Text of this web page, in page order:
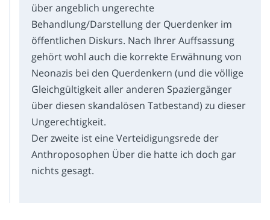
über angeblich ungerechte
Behandlung/Darstellung der Querdenker im
öffentlichen Diskurs. Nach Ihrer Auffsassung
gehört wohl auch die korrekte Erwähnung von
Neonazis bei den Querdenkern (und die völlige
Gleichgültigkeit aller anderen Spaziergänger
über diesen skandalösen Tatbestand) zu dieser
Ungerechtigkeit.
Der zweite ist eine Verteidigungsrede der
Anthroposophen Über die hatte ich doch gar
nichts gesagt.